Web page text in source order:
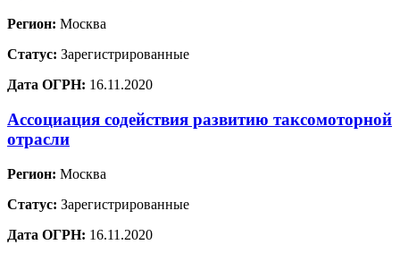
Регион: Москва
Статус: Зарегистрированные
Дата ОГРН: 16.11.2020
Ассоциация содействия развитию таксомоторной
отрасли
Регион: Москва
Статус: Зарегистрированные
Дата ОГРН: 16.11.2020